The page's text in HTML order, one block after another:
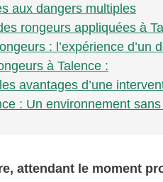
aux dangers multiples
rongeurs appliquées à
: l’expérience d’un
à Talence :
avantages d’une
: Un environnement
attendant le moment